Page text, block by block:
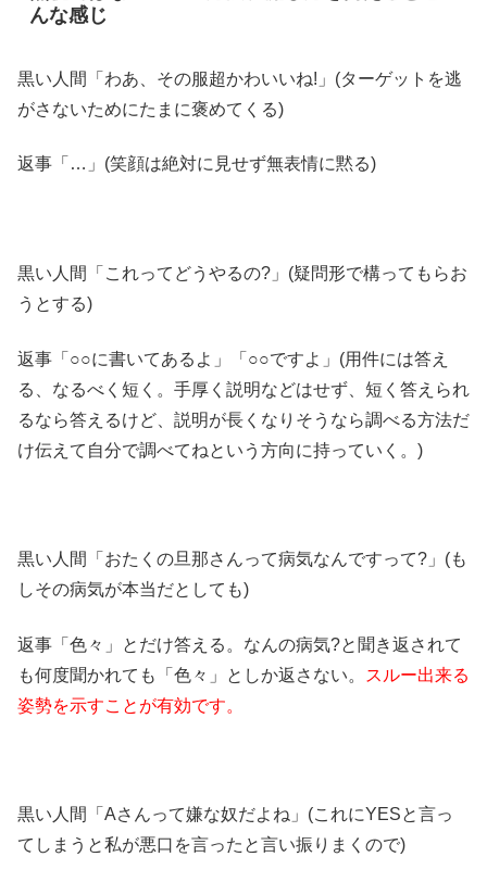
んな感じ
黒い人間「わあ、その服超かわいいね!」(ターゲットを逃
がさないためにたまに褒めてくる)
返事「…」(笑顔は絶対に見せず無表情に黙る)
黒い人間「これってどうやるの?」(疑問形で構ってもらお
うとする)
返事「○○に書いてあるよ」「○○ですよ」(用件には答え
る、なるべく短く。手厚く説明などはせず、短く答えられ
るなら答えるけど、説明が長くなりそうなら調べる方法だ
け伝えて自分で調べてねという方向に持っていく。)
黒い人間「おたくの旦那さんって病気なんですって?」(も
しその病気が本当だとしても)
返事「色々」とだけ答える。なんの病気?と聞き返されて
も何度聞かれても「色々」としか返さない。
スルー出来る
姿勢を示すことが有効です。
黒い人間「Aさんって嫌な奴だよね」(これにYESと言っ
てしまうと私が悪口を言ったと言い振りまくので)